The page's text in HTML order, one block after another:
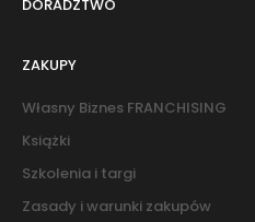
DORADZTWO
ZAKUPY
Własny Biznes FRANCHISING
Książki
Szkolenia i targi
Zasady i warunki zakupów